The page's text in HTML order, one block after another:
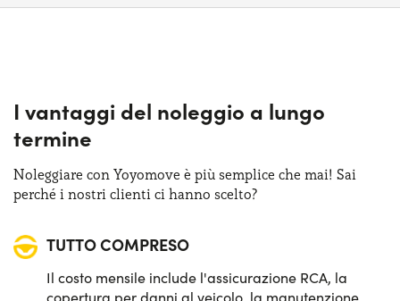
Alimentazione:Diesel
Cambio: Automatico
Posti auto:5
Potenza:194 CV
Altezza: 164 cm
Bagagliaio:
I vantaggi del noleggio a lungo
termine
Noleggiare con Yoyomove è più semplice che mai! Sai
perché i nostri clienti ci hanno scelto?
TUTTO COMPRESO
Il costo mensile include l'assicurazione RCA, la
copertura per danni al veicolo, la manutenzione